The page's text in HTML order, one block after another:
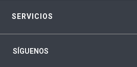
SERVICIOS
SÍGUENOS